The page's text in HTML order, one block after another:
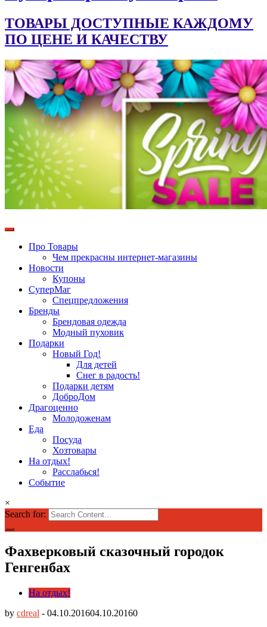
ТОВАРЫ ДОСТУПНЫЕ КАЖДОМУ
ПО ЦЕНЕ И КАЧЕСТВУ
Про Товары
Чем прекрасны интернет-магазины
Новости
Купоны
СуперМаг
Спецпредложения
Бренды
Брендовая одежда
Модный пуховик
Подарки
Новый Год!
Для детей
Снег в радость!
Подарки детям
ДоброДом
Драгоценно
Молодоженам
Еда
Посуда
Хозтовары
На отдых!
Расслабься!
Событие
×
Search for:
Фахверковый сказочный городок
Генгенбах
На отдых!
by cdreal - 04.10.201604.10.20160